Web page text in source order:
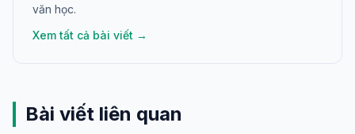
văn học.
Xem tất cả bài viết →
Bài viết liên quan